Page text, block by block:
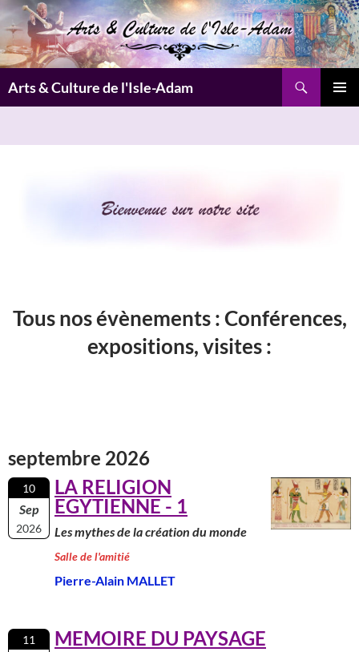
Aller
au
contenu
Arts & Culture de l'Isle-Adam
Tous nos évènements :Conférences,
expositions, visites:
septembre 2026
10
Sep
2026
LA RELIGION
EGYTIENNE - 1
Les mythes de la création du monde
Salle de l'amitié
Pierre-Alain MALLET
11 MEMOIRE DU PAYSAGE